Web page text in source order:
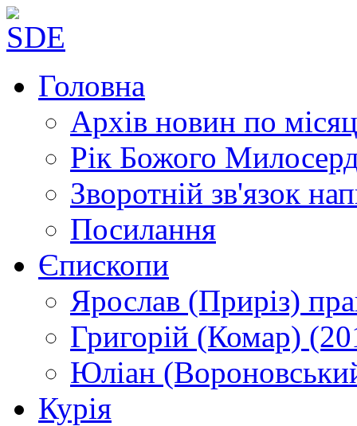
Головна
Архів новин по
Рік Божого
Зворотній зв'язок
Посилання
Єпископи
Ярослав (Приріз)
Григорій (Комар)
Юліан
Курія